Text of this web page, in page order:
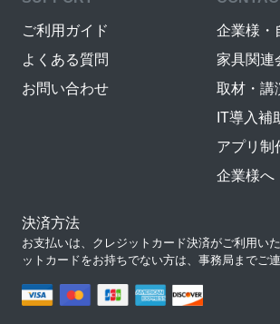
ご利用ガイド
よくある質問
お問い合わせ
企業様・
家具関連
取材・講
IT導入補
アプリ制
企業様へ
決済方法
お支払いは、クレジットカード決済がご利用い
ットカードをお持ちでない方は、事務局までご連